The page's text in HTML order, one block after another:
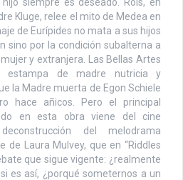
Kluge, relee el mito de Medea en
de Eurípides no mata a sus hijos
sino por la condición subalterna a
y extranjera. Las Bellas Artes
estampa de madre nutricia y
la Madre muerta de Egon Schiele
hace añicos. Pero el principal
en esta obra viene del cine
del melodrama
de Laura Mulvey, que en “Riddles
que sigue vigente: ¿realmente
es así, ¿porqué someternos a un